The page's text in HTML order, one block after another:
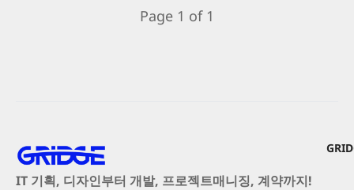
Page 1 of 1
IT 기획, 디자인부터 개발, 프로젝트매니징, 계약까지!